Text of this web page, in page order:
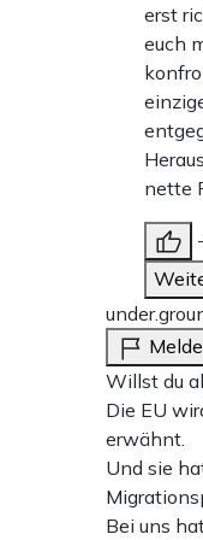
erst
euch
nette
Willst du
Die EU
erwähnt.
Und sie
Bei uns